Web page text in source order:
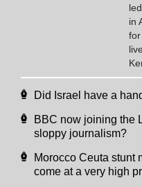
in
Did Israel have a
BBC now joining the
sloppy journalism?
Morocco Ceuta stunt
come at a very high